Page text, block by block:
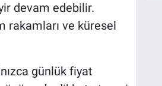
devam edebilir.
rakamları ve küresel
günlük fiyat